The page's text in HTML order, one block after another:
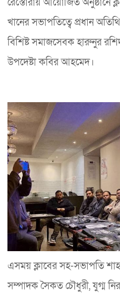
খানের সভাপতিত্বে প্রধান
বিশিষ্ট সমাজসেবক হারুনুর
উপদেষ্টা কবির আহমেদ।
এসময় ক্লাবের সহ-সভাপতি
সম্পাদক সৈকত চৌধুরী, যুগ্ম